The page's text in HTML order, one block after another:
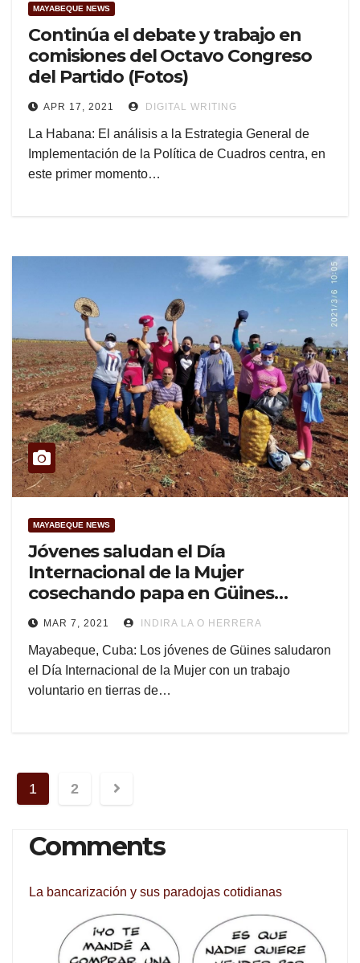
MAYABEQUE NEWS
Continúa el debate y trabajo en
comisiones del Octavo Congreso
del Partido (Fotos)
APR 17, 2021 DIGITAL WRITING
La Habana: El análisis a la Estrategia General de
Implementación de la Política de Cuadros centra, en
este primer momento…
MAYABEQUE NEWS
Jóvenes saludan el Día
Internacional de la Mujer
cosechando papa en Güines
(Fotos, Galería)
MAR 7, 2021 INDIRA LA O HERRERA
Mayabeque, Cuba: Los jóvenes de Güines saludaron
el Día Internacional de la Mujer con un trabajo
voluntario en tierras de…
Posts
1 2
Comments
La bancarización y sus paradojas cotidianas